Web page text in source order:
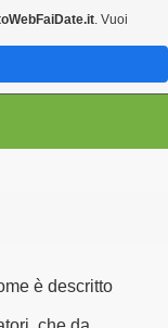
è descritto
. Vuoi